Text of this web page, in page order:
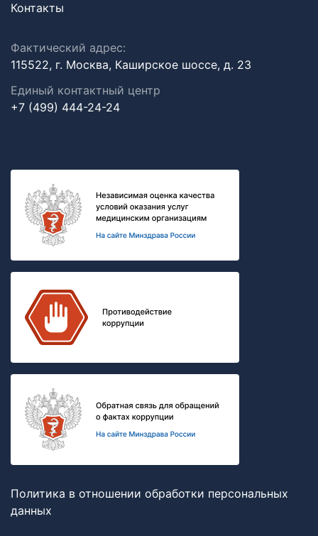
Контакты
Фактический адрес:
115522, г. Москва, Каширское шоссе, д. 23
Единый контактный центр
+7 (499) 444-24-24
Политика в отношении обработки персональных
данных